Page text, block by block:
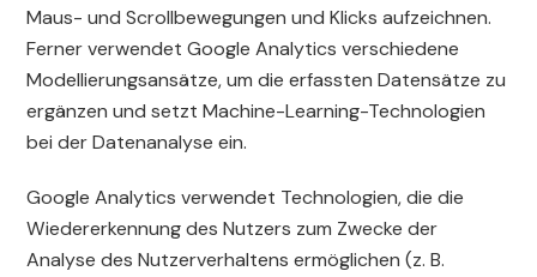
Maus- und Scrollbewegungen und Klicks aufzeichnen.
Ferner verwendet Google Analytics verschiedene
Modellierungsansätze, um die erfassten Datensätze zu
ergänzen und setzt Machine-Learning-Technologien
bei der Datenanalyse ein.
Google Analytics verwendet Technologien, die die
Wiedererkennung des Nutzers zum Zwecke der
Analyse des Nutzerverhaltens ermöglichen (z. B.